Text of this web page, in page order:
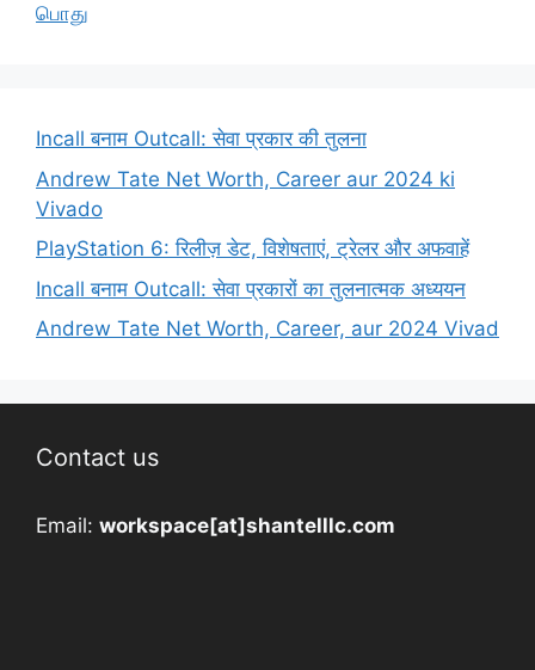
பொது
Incall बनाम Outcall: सेवा प्रकार की तुलना
Andrew Tate Net Worth, Career aur 2024 ki
Vivado
PlayStation 6: रिलीज़ डेट, विशेषताएं, ट्रेलर और अफवाहें
Incall बनाम Outcall: सेवा प्रकारों का तुलनात्मक अध्ययन
Andrew Tate Net Worth, Career, aur 2024 Vivad
Contact us
Email: workspace[at]shantelllc.com